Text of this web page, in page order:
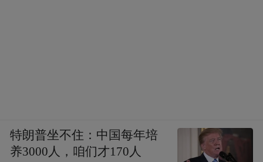
特朗普坐不住：中国每年培
养3000人，咱们才170人